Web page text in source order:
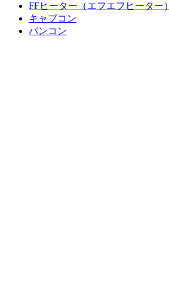
FFヒーター（エフエフヒーター）
キャブコン
バンコン